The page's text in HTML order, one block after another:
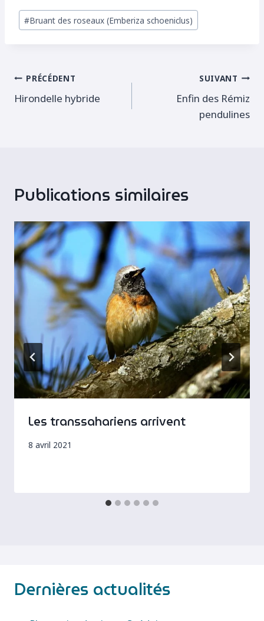
Étiquettes
de
#Bruant des roseaux (Emberiza schoeniclus)
Navigation
de
PRÉCÉDENT
Hirondelle hybride
SUIVANT
Enfin des Rémiz
pendulines
Publications similaires
Les transsahariens arrivent
8 avril 2021
Dernières actualités